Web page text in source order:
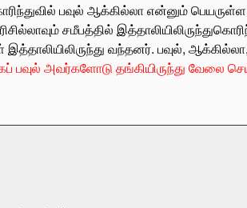
பவுல் ஆக்கில்லா என்னும்
சமீபத்தில்
வந்தனர். பவுல்,
பவுல் அவர்களோடு தங்கியிருந்து வேலை